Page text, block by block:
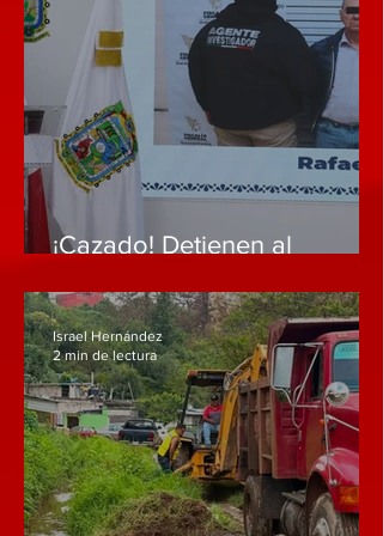
¡Cazado! Detienen al
Atlixcáyotl; enfrentaba a
balazos a los policías y tenía
un arsenal en su casa
Israel Hernández
2 min de lectura